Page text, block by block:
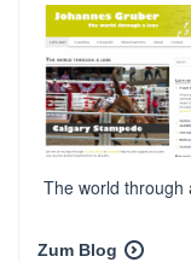
The world through
Zum Blog